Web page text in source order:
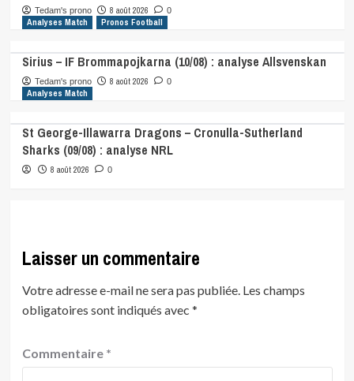
Tedam's prono 8 août 2026 0
Analyses Match Pronos Football
Sirius – IF Brommapojkarna (10/08) : analyse Allsvenskan
Tedam's prono 8 août 2026 0
Analyses Match
St George-Illawarra Dragons – Cronulla-Sutherland
Sharks (09/08) : analyse NRL
8 août 2026 0
Laisser un commentaire
Votre adresse e-mail ne sera pas publiée. Les champs
obligatoires sont indiqués avec *
Commentaire *